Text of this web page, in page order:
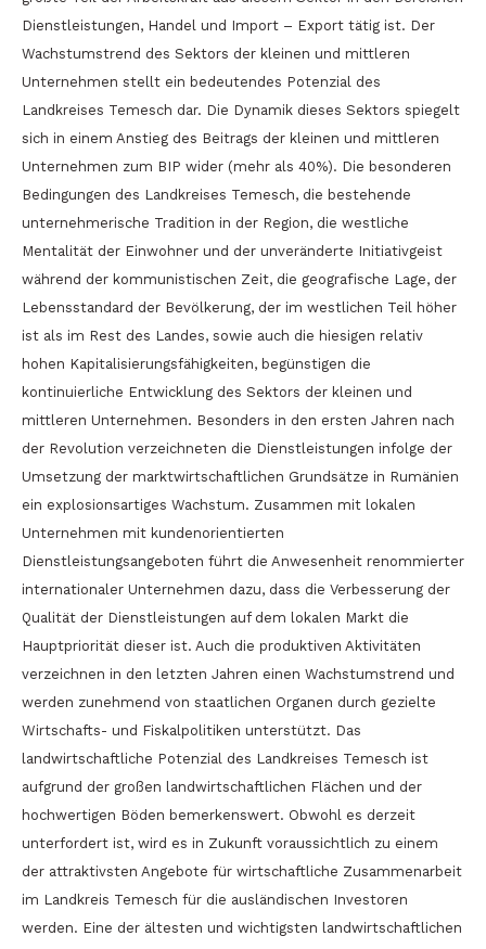
Dienstleistungen, Handel und Import – Export tätig ist. Der
Wachstumstrend des Sektors der kleinen und mittleren
Unternehmen stellt ein bedeutendes Potenzial des
Landkreises Temesch dar. Die Dynamik dieses Sektors spiegelt
sich in einem Anstieg des Beitrags der kleinen und mittleren
Unternehmen zum BIP wider (mehr als 40%). Die besonderen
Bedingungen des Landkreises Temesch, die bestehende
unternehmerische Tradition in der Region, die westliche
Mentalität der Einwohner und der unveränderte Initiativgeist
während der kommunistischen Zeit, die geografische Lage, der
Lebensstandard der Bevölkerung, der im westlichen Teil höher
ist als im Rest des Landes, sowie auch die hiesigen relativ
hohen Kapitalisierungsfähigkeiten, begünstigen die
kontinuierliche Entwicklung des Sektors der kleinen und
mittleren Unternehmen. Besonders in den ersten Jahren nach
der Revolution verzeichneten die Dienstleistungen infolge der
Umsetzung der marktwirtschaftlichen Grundsätze in Rumänien
ein explosionsartiges Wachstum. Zusammen mit lokalen
Unternehmen mit kundenorientierten
Dienstleistungsangeboten führt die Anwesenheit renommierter
internationaler Unternehmen dazu, dass die Verbesserung der
Qualität der Dienstleistungen auf dem lokalen Markt die
Hauptpriorität dieser ist. Auch die produktiven Aktivitäten
verzeichnen in den letzten Jahren einen Wachstumstrend und
werden zunehmend von staatlichen Organen durch gezielte
Wirtschafts- und Fiskalpolitiken unterstützt. Das
landwirtschaftliche Potenzial des Landkreises Temesch ist
aufgrund der großen landwirtschaftlichen Flächen und der
hochwertigen Böden bemerkenswert. Obwohl es derzeit
unterfordert ist, wird es in Zukunft voraussichtlich zu einem
der attraktivsten Angebote für wirtschaftliche Zusammenarbeit
im Landkreis Temesch für die ausländischen Investoren
werden. Eine der ältesten und wichtigsten landwirtschaftlichen